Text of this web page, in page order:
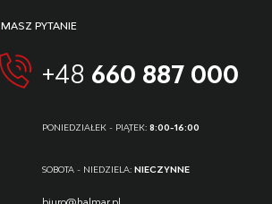
MASZ PYTANIE
+48 660 887 000
PONIEDZIAŁEK - PIĄTEK:8:00-16:00
SOBOTA - NIEDZIELA: NIECZYNNE